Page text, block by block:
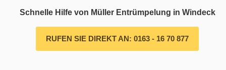
Schnelle Hilfe von Müller Entrümpelung in Windeck
RUFEN SIE DIREKT AN: 0163 - 16 70 877